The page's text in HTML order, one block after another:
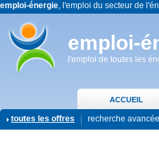
emploi-énergie, l'emploi du secteur de
emploi-
l'emploi de toutes les
ACCUEIL
toutes les offres recherche avancée